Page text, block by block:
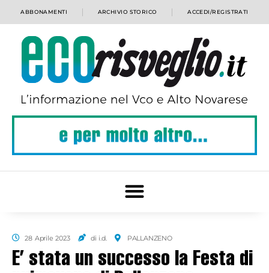
ABBONAMENTI ARCHIVIO STORICO ACCEDI/REGISTRATI
28 Aprile 2023 di i.d. PALLANZENO
E’ stata un successo la Festa di